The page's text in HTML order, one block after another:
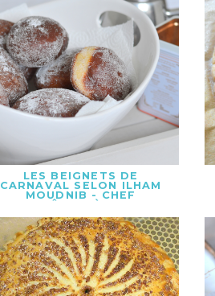
LES BEIGNETS DE
CARNAVAL SELON ILHAM
MOUDNIB - CHEF
PÂTISSIÈRE